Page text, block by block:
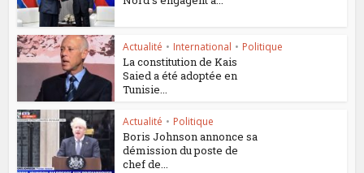
Actualité • International • Politique
La constitution de Kais
Saied a été adoptée en
Tunisie...
Actualité • Politique
Boris Johnson annonce sa
démission du poste de
chef de...